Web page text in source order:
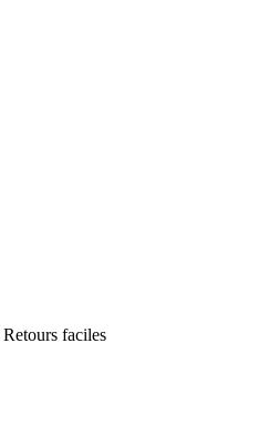
Retours faciles